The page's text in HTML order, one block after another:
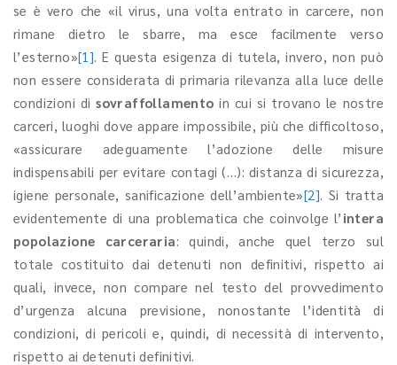
se è vero che «il virus, una volta entrato in carcere, non
rimane dietro le sbarre, ma esce facilmente verso
l’esterno»[1] . E questa esigenza di tutela, invero, non può
non essere considerata di primaria rilevanza alla luce delle
condizioni disovraffollamento in cui si trovano le nostre
carceri, luoghi dove appare impossibile, più che difficoltoso,
«assicurare adeguamente l’adozione delle misure
indispensabili per evitare contagi (…): distanza di sicurezza,
igiene personale, sanificazione dell’ambiente»[2] . Si tratta
evidentemente di una problematica che coinvolge l’ intera
popolazione carceraria: quindi, anche quel terzo sul
totale costituito dai detenuti non definitivi, rispetto ai
quali, invece, non compare nel testo del provvedimento
d’urgenza alcuna previsione, nonostante l’identità di
condizioni, di pericoli e, quindi, di necessità di intervento,
rispetto ai detenuti definitivi.